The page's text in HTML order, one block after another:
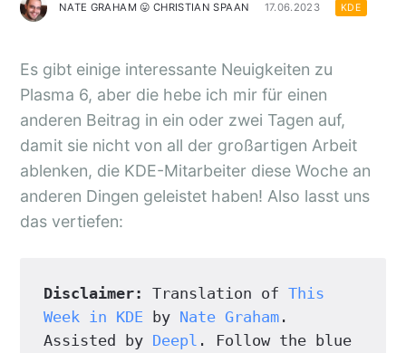
NATE GRAHAM 😛 CHRISTIAN SPAAN 17.06.2023 KDE
Es gibt einige interessante Neuigkeiten zu
Plasma 6, aber die hebe ich mir für einen
anderen Beitrag in ein oder zwei Tagen auf,
damit sie nicht von all der großartigen Arbeit
ablenken, die KDE-Mitarbeiter diese Woche an
anderen Dingen geleistet haben! Also lasst uns
das vertiefen:
Disclaimer: Translation of This
Week in KDE by Nate Graham.
Assisted by Deepl . Follow the blue